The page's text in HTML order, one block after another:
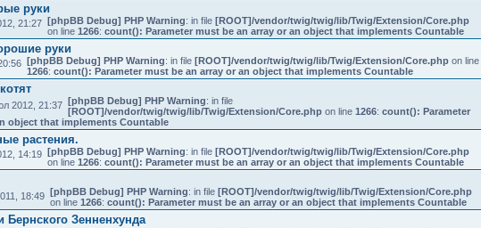
руки
21:27 [phpBB Debug] PHP Warning: in file [ROOT]/vendor/twig/twig/lib/Twig/Extension/Core.php
on line 1266: count(): Parameter must be an array or an object that implements Countable
руки
[phpBB Debug] PHP Warning: in file [ROOT]/vendor/twig/twig/lib/Twig/Extension/Core.phpon line
1266: count(): Parameter must be an array or an object that implements Countable
2012, 21:37 [phpBB Debug] PHP Warning: in file
[ROOT]/vendor/twig/twig/lib/Twig/Extension/Core.phpon line 1266: count(): Parameter
object that implements Countable
растения.
14:19 [phpBB Debug] PHP Warning: in file [ROOT]/vendor/twig/twig/lib/Twig/Extension/Core.php
on line 1266: count(): Parameter must be an array or an object that implements Countable
18:49 [phpBB Debug] PHP Warning: in file [ROOT]/vendor/twig/twig/lib/Twig/Extension/Core.php
on line 1266: count(): Parameter must be an array or an object that implements Countable
Зенненхунда